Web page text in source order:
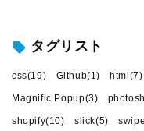
タグリスト
css(19) Github(1) html(7)
Magnific Popup(3)
shopify(10) slick(5)